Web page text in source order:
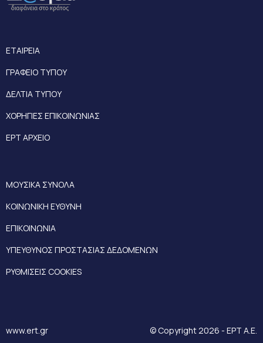
ΕΤΑΙΡΕΙΑ
ΓΡΑΦΕΙΟ ΤΥΠΟΥ
ΔΕΛΤΙΑ ΤΥΠΟΥ
ΧΟΡΗΓΙΕΣ ΕΠΙΚΟΙΝΩΝΙΑΣ
ΕΡΤ ΑΡΧΕΙΟ
ΜΟΥΣΙΚΑ ΣΥΝΟΛΑ
ΚΟΙΝΩΝΙΚΗ ΕΥΘΥΝΗ
ΕΠΙΚΟΙΝΩΝΙΑ
ΥΠΕΥΘΥΝΟΣ ΠΡΟΣΤΑΣΙΑΣ ΔΕΔΟΜΕΝΩΝ
ΡΥΘΜΙΣΕΙΣ COOKIES
www.ert.gr © Copyright 2026 - ΕΡΤ Α.Ε.